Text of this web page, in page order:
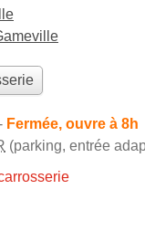
Fermée, ouvre à 8h
(parking, entrée